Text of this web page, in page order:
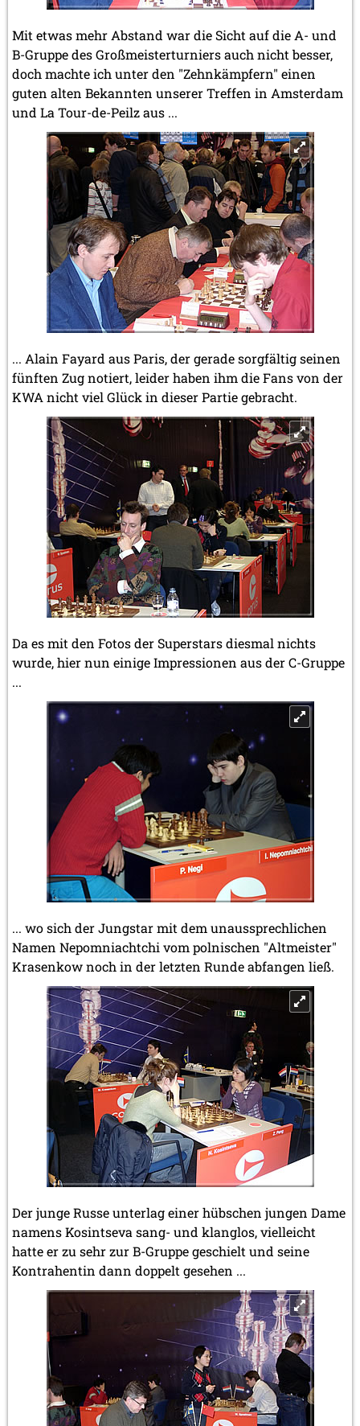
Mit etwas mehr Abstand war die Sicht auf die A- und
B-Gruppe des Großmeisterturniers auch nicht besser,
doch machte ich unter den "Zehnkämpfern" einen
guten alten Bekannten unserer Treffen in Amsterdam
und La Tour-de-Peilz aus ...
... Alain Fayard aus Paris, der gerade sorgfältig seinen
fünften Zug notiert, leider haben ihm die Fans von der
KWA nicht viel Glück in dieser Partie gebracht.
Da es mit den Fotos der Superstars diesmal nichts
wurde, hier nun einige Impressionen aus der C-Gruppe
...
... wo sich der Jungstar mit dem unaussprechlichen
Namen Nepomniachtchi vom polnischen "Altmeister"
Krasenkow noch in der letzten Runde abfangen ließ.
Der junge Russe unterlag einer hübschen jungen Dame
namens Kosintseva sang- und klanglos, vielleicht
hatte er zu sehr zur B-Gruppe geschielt und seine
Kontrahentin dann doppelt gesehen ...